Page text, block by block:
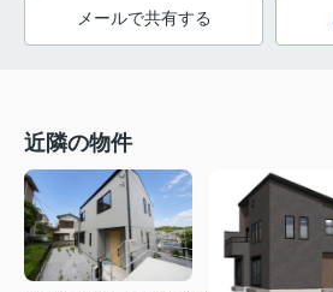
メールで共有する
近隣の物件